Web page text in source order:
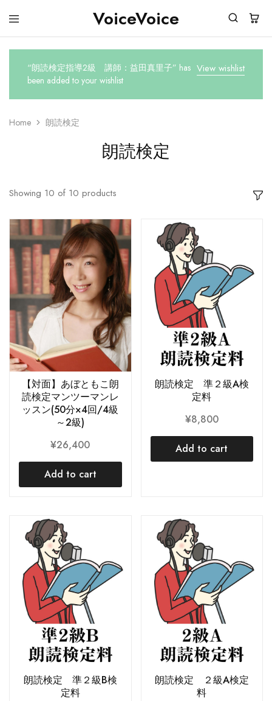
VoiceVoice
voicevoice
View wishlist
“朗読検定指導2級 講師：益田真里子” has
been added to your wishlist
Home 朗読検定
朗読検定
Showing 10 of 10 products
【対面】あぼともこ朗
読検定マンツーマンレ
ッスン(50分×4回/4級
～2級)
¥26,400
Add to cart
朗読検定 準２級A検
定料
¥8,800
Add to cart
朗読検定 準２級B検
定料
朗読検定 ２級A検定
料